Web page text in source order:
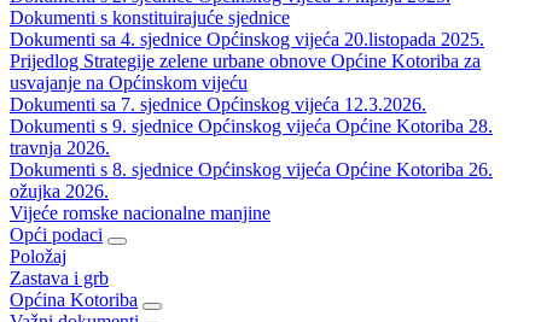
Dokumenti s konstituirajuće sjednice
Dokumenti sa 4. sjednice Općinskog vijeća 20.listopada 2025.
Prijedlog Strategije zelene urbane obnove Općine Kotoriba za
usvajanje na Općinskom vijeću
Dokumenti sa 7. sjednice Općinskog vijeća 12.3.2026.
Dokumenti s 9. sjednice Općinskog vijeća Općine Kotoriba 28.
travnja 2026.
Dokumenti s 8. sjednice Općinskog vijeća Općine Kotoriba 26.
ožujka 2026.
Vijeće romske nacionalne manjine
Opći podaci
Položaj
Zastava i grb
Općina Kotoriba